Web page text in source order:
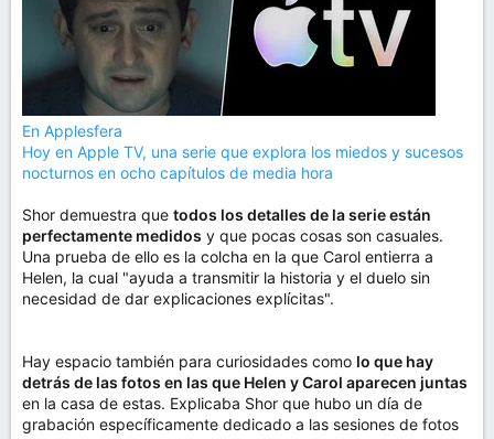
En Applesfera
Hoy en Apple TV, una serie que explora los miedos y sucesos
nocturnos en ocho capítulos de media hora
Shor demuestra que todos los detalles de la serie están
perfectamente medidos y que pocas cosas son casuales.
Una prueba de ello es la colcha en la que Carol entierra a
Helen, la cual "ayuda a transmitir la historia y el duelo sin
necesidad de dar explicaciones explícitas".
Hay espacio también para curiosidades como lo que hay
detrás de las fotos en las que Helen y Carol aparecen juntas
en la casa de estas. Explicaba Shor que hubo un día de
grabación específicamente dedicado a las sesiones de fotos